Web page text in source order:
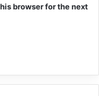
browser for the next